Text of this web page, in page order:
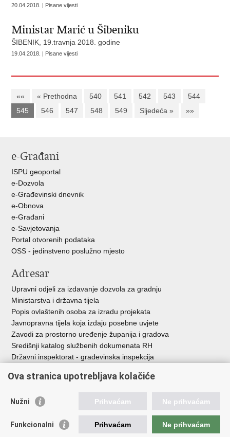
20.04.2018. | Pisane vijesti
Ministar Marić u Šibeniku
ŠIBENIK, 19.travnja 2018. godine
19.04.2018. | Pisane vijesti
«« « Prethodna 540 541 542 543
544
545
546 547 548 549 Sljedeća » »»
e-Građani
ISPU geoportal
e-Dozvola
e-Građevinski dnevnik
e-Obnova
e-Građani
e-Savjetovanja
Portal otvorenih podataka
OSS - jedinstveno poslužno mjesto
Adresar
Upravni odjeli za izdavanje dozvola za gradnju
Ministarstva i državna tijela
Popis ovlaštenih osoba za izradu projekata
Javnopravna tijela koja izdaju posebne uvjete
Zavodi za prostorno uređenje županija i gradova
Središnji katalog službenih dokumenata RH
Državni inspektorat - građevinska inspekcija
Vlada Republike Hrvatske
Agencija za pravni promet i posredovanje nekretninama
Ova stranica upotrebljava kolačiće
Nužni Prihvaćam Ne prihvaćam
Funkcionalni Prihvaćam Ne prihvaćam